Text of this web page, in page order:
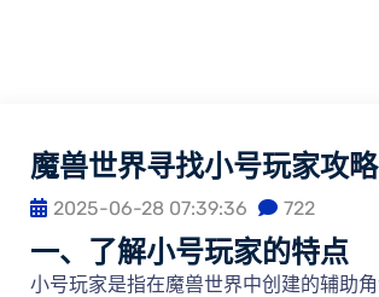
魔兽世界寻找小号玩家攻略
2025-06-28 07:39:36 722
一、了解小号玩家的特点
小号玩家是指在魔兽世界中创建的辅助